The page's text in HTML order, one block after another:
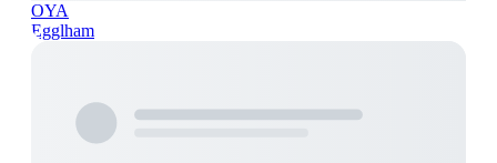
OYA
Egglham